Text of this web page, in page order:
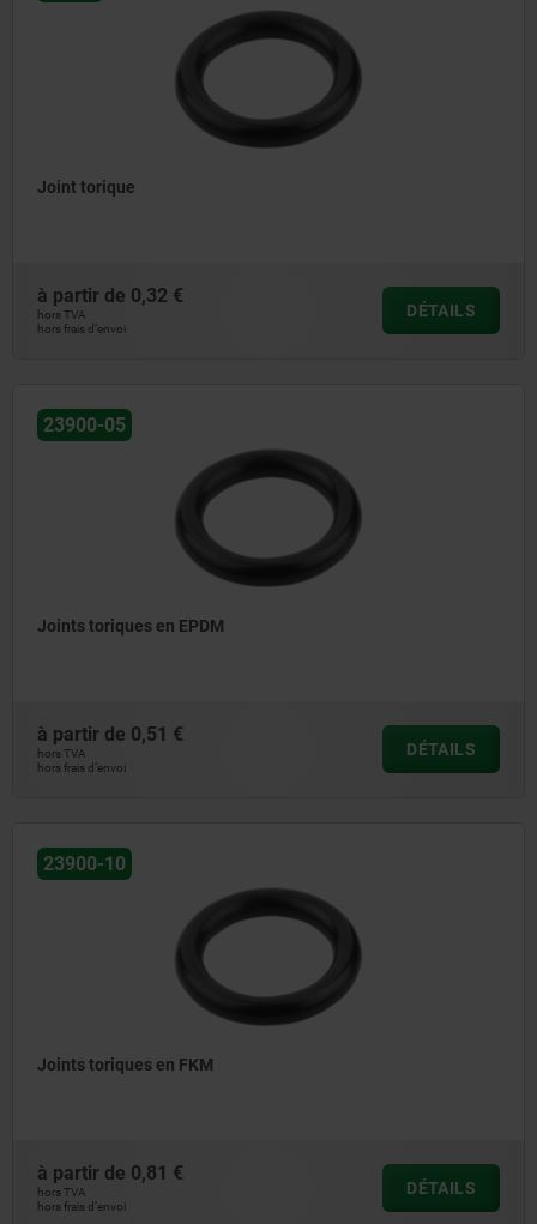
Joint torique
à partir de 0,32 €
hors TVA
hors frais d’envoi
DÉTAILS
23900-05
Joints toriques en EPDM
à partir de 0,51 €
hors TVA
hors frais d’envoi
DÉTAILS
23900-10
Joints toriques en FKM
à partir de 0,81 €
hors TVA
hors frais d’envoi
DÉTAILS